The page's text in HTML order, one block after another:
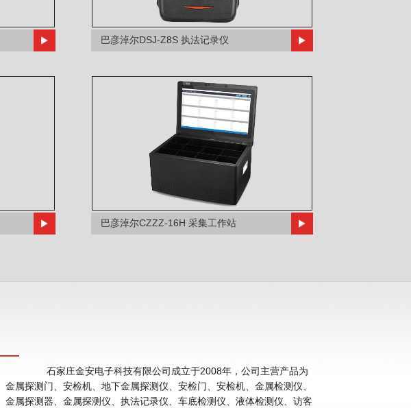
巴彦淖尔DSJ-Z8S 执法记录仪
巴彦淖尔CZZZ-16H 采集工作站
石家庄金安电子科技有限公司成立于2008年，公司主营产品为
金属探测门、安检机、地下金属探测仪、安检门、安检机、金属检测仪、
金属探测器、金属探测仪、执法记录仪、车底检测仪、液体检测仪、访客